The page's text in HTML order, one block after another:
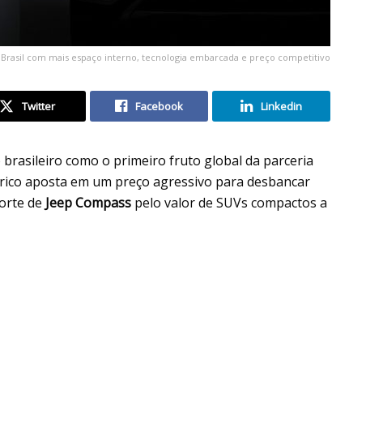
com mais espaço interno, tecnologia embarcada e preço competitivo
Twitter Facebook Linkedin
brasileiro como o primeiro fruto global da parceria
aposta em um preço agressivo para desbancar
de Jeep Compass pelo valor de SUVs compactos a